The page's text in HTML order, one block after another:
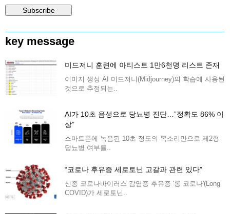
key message
미드저니 훈련에 아티스트 1만6천명 리스트 존재
이미지 생성 AI 미드저니(Midjourney)의 학습에 사용된
것으로 추정되는..
AI가 10초 음성으로 당뇨병 진단…”정확도 86% 이
상”
스마트폰에 녹음된 10초 정도의 목소리만으로 제2형
당뇨병 여부를..
“코로나 후유증 세로토닌 고갈과 관련 있다”
신종 코로나바이러스 감염증 후유증 '롱 코로나'(Long
COVID)가 세로토닌..